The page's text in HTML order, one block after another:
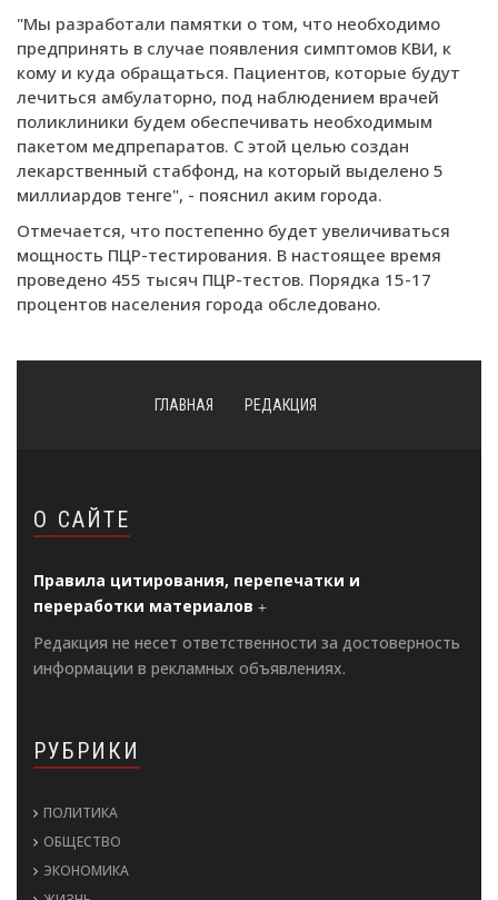
"Мы разработали памятки о том, что необходимо
предпринять в случае появления симптомов КВИ, к
кому и куда обращаться. Пациентов, которые будут
лечиться амбулаторно, под наблюдением врачей
поликлиники будем обеспечивать необходимым
пакетом медпрепаратов. С этой целью создан
лекарственный стабфонд, на который выделено 5
миллиардов тенге", - пояснил аким города.
Отмечается, что постепенно будет увеличиваться
мощность ПЦР-тестирования. В настоящее время
проведено 455 тысяч ПЦР-тестов. Порядка 15-17
процентов населения города обследовано.
ГЛАВНАЯ РЕДАКЦИЯ
О САЙТЕ
Правила цитирования, перепечатки и
переработки материалов
Редакция не несет ответственности за достоверность
информации в рекламных объявлениях.
РУБРИКИ
ПОЛИТИКА
ОБЩЕСТВО
ЭКОНОМИКА